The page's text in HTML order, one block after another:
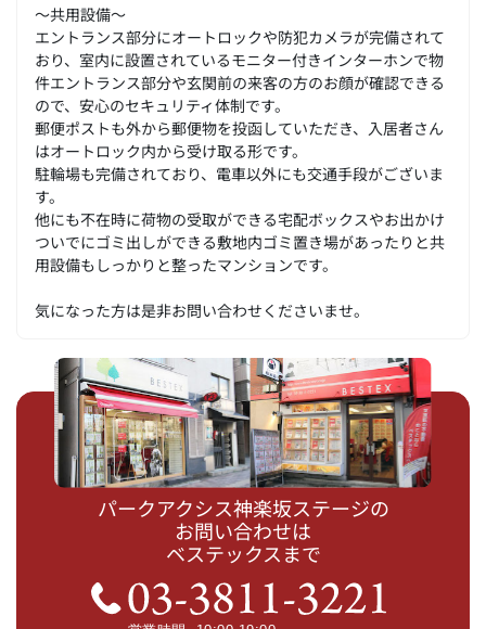
～共用設備～
エントランス部分にオートロックや防犯カメラが完備されて
おり、室内に設置されているモニター付きインターホンで物
件エントランス部分や玄関前の来客の方のお顔が確認できる
ので、安心のセキュリティ体制です。
郵便ポストも外から郵便物を投函していただき、入居者さん
はオートロック内から受け取る形です。
駐輪場も完備されており、電車以外にも交通手段がございま
す。
他にも不在時に荷物の受取ができる宅配ボックスやお出かけ
ついでにゴミ出しができる敷地内ゴミ置き場があったりと共
用設備もしっかりと整ったマンションです。
気になった方は是非お問い合わせくださいませ。
パークアクシス神楽坂ステージの
お問い合わせは
ベステックスまで